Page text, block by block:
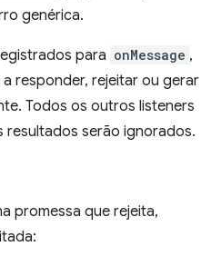
genérica.
para onMessage ,
responder, rejeitar ou gerar
Todos os outros listeners
resultados serão ignorados.
promessa que rejeita,